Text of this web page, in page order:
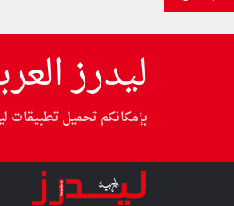
ليدرز
بإمكانكم تحميل تطبيقات